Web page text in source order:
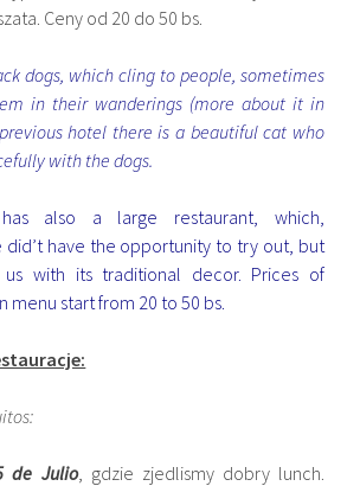
Ceny od 20 do 50 bs.
dogs, which cling to people, sometimes
in their wanderings (more about it in
hotel there is a beautiful cat who
with the dogs.
also a large restaurant, which,
did’t have the opportunity to try out, but
with its traditional decor. Prices of
menu start from 20 to 50 bs.
de Julio, gdzie zjedlismy dobry lunch.